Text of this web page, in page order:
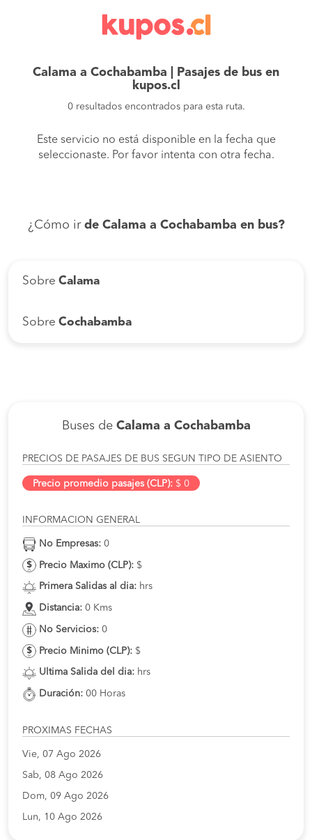
Calama a Cochabamba | Pasajes de bus en
kupos.cl
0 resultados encontrados para esta ruta.
Este servicio no está disponible en la fecha que
seleccionaste. Por favor intenta con otra fecha.
¿Cómo ir de Calama a Cochabamba en bus?
Sobre Calama
Sobre Cochabamba
Buses de Calama a Cochabamba
PRECIOS DE PASAJES DE BUS SEGUN TIPO DE ASIENTO
Precio promedio pasajes (CLP): $ 0
INFORMACION GENERAL
No Empresas: 0
Precio Maximo (CLP): $
Primera Salidas al dia: hrs
Distancia: 0 Kms
No Servicios: 0
Precio Minimo (CLP): $
Ultima Salida del dia: hrs
Duración: 00 Horas
PROXIMAS FECHAS
Vie, 07 Ago 2026
Sab, 08 Ago 2026
Dom, 09 Ago 2026
Lun, 10 Ago 2026